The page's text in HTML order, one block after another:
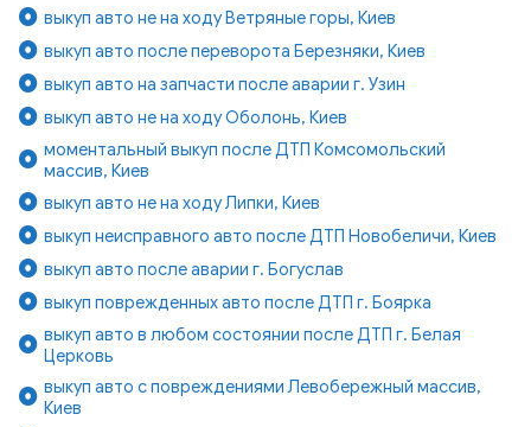
выкуп авто не на ходу Ветряные горы, Киев
выкуп авто после переворота Березняки, Киев
выкуп авто на запчасти после аварии г. Узин
выкуп авто не на ходу Оболонь, Киев
моментальный выкуп после ДТП Комсомольский
массив, Киев
выкуп авто не на ходу Липки, Киев
выкуп неисправного авто после ДТП Новобеличи, Киев
выкуп авто после аварии г. Богуслав
выкуп поврежденных авто после ДТП г. Боярка
выкуп авто в любом состоянии после ДТП г. Белая
Церковь
выкуп авто с повреждениями Левобережный массив,
Киев